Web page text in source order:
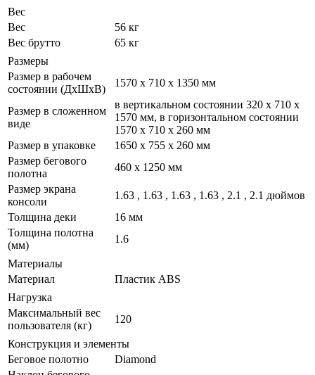
Вес
Вес
56 кг
Вес брутто
65 кг
Размеры
Размер в рабочем
состоянии (ДxШxВ)
1570 x 710 x 1350 мм
Размер в сложенном
виде
в вертикальном состоянии 320 x 710 x
1570 мм, в горизонтальном состоянии
1570 x 710 x 260 мм
Размер в упаковке
1650 x 755 x 260 мм
Размер бегового
полотна
460 x 1250 мм
Размер экрана
консоли
1.63 , 1.63 , 1.63 , 1.63 , 2.1 , 2.1 дюймов
Толщина деки
16 мм
Толщина полотна
(мм)
1.6
Материалы
Материал
Пластик ABS
Нагрузка
Максимальный вес
пользователя (кг)
120
Конструкция и элементы
Беговое полотно
Diamond